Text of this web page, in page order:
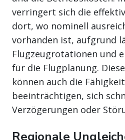
verringert sich die
dort, wo nominell
vorhanden ist, aufgrund
Flugzeugrotationen und
für die Flugplanung.
können auch die
beeinträchtigen, sich
Verzögerungen oder
Regionale